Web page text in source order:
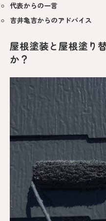
代表からの一言
吉井亀吉からのアドバイス
屋根塗装と屋根塗り
か？